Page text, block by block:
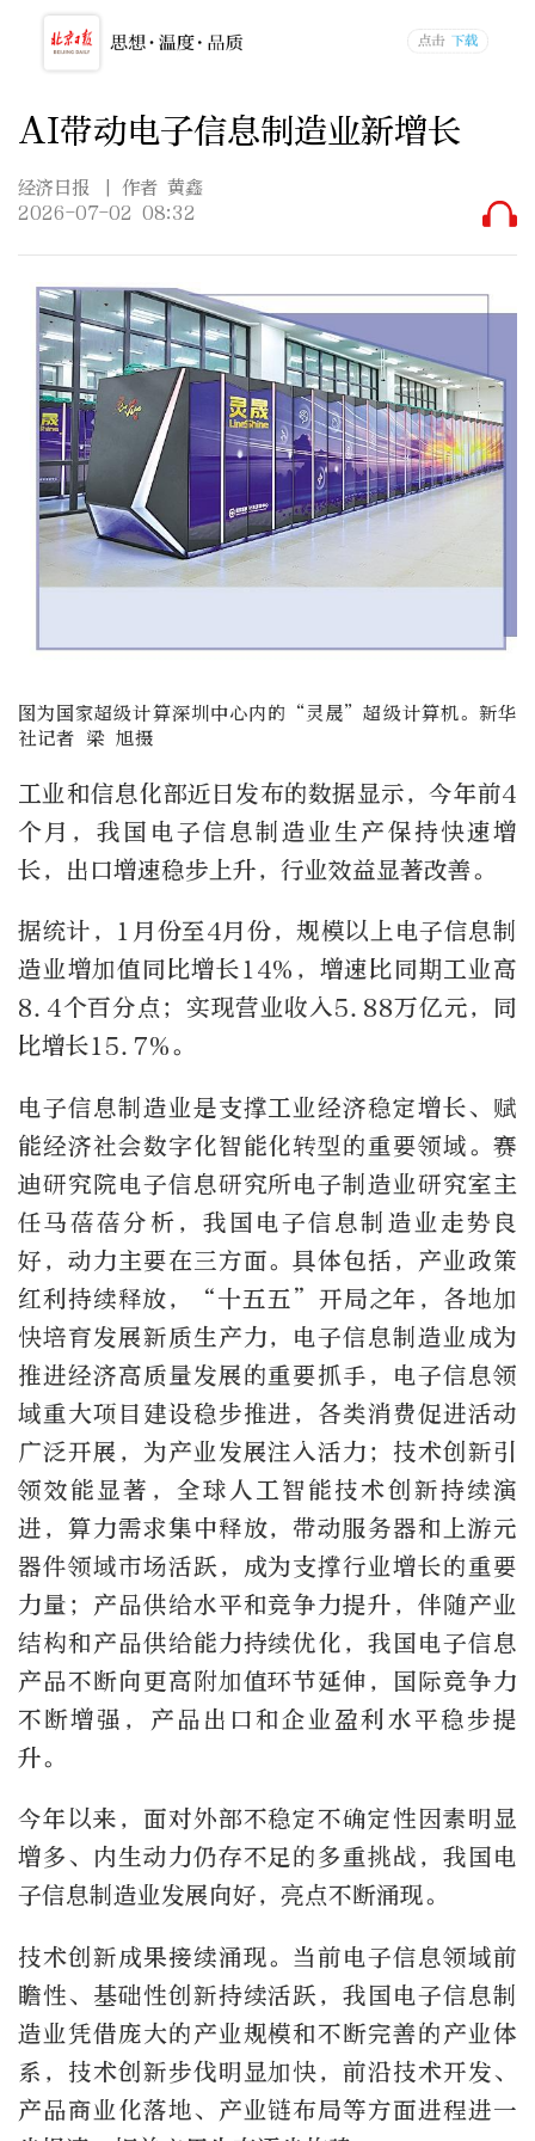
AI带动电子信息制造业新增长
经济日报
| 作者 黄鑫
2026-07-02 08:32
图为国家超级计算深圳中心内的“灵晟”超级计算机。新华
社记者 梁 旭摄
工业和信息化部近日发布的数据显示，今年前4
个月，我国电子信息制造业生产保持快速增
长，出口增速稳步上升，行业效益显著改善。
据统计，1月份至4月份，规模以上电子信息制
造业增加值同比增长14%，增速比同期工业高
8.4个百分点；实现营业收入5.88万亿元，同
比增长15.7%。
电子信息制造业是支撑工业经济稳定增长、赋
能经济社会数字化智能化转型的重要领域。赛
迪研究院电子信息研究所电子制造业研究室主
任马蓓蓓分析，我国电子信息制造业走势良
好，动力主要在三方面。具体包括，产业政策
红利持续释放，“十五五”开局之年，各地加
快培育发展新质生产力，电子信息制造业成为
推进经济高质量发展的重要抓手，电子信息领
域重大项目建设稳步推进，各类消费促进活动
广泛开展，为产业发展注入活力；技术创新引
领效能显著，全球人工智能技术创新持续演
进，算力需求集中释放，带动服务器和上游元
器件领域市场活跃，成为支撑行业增长的重要
力量；产品供给水平和竞争力提升，伴随产业
结构和产品供给能力持续优化，我国电子信息
产品不断向更高附加值环节延伸，国际竞争力
不断增强，产品出口和企业盈利水平稳步提
升。
今年以来，面对外部不稳定不确定性因素明显
增多、内生动力仍存不足的多重挑战，我国电
子信息制造业发展向好，亮点不断涌现。
技术创新成果接续涌现。当前电子信息领域前
瞻性、基础性创新持续活跃，我国电子信息制
造业凭借庞大的产业规模和不断完善的产业体
系，技术创新步伐明显加快，前沿技术开发、
产品商业化落地、产业链布局等方面进程进一